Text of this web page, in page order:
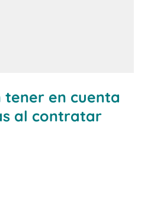
tener en cuenta
al contratar